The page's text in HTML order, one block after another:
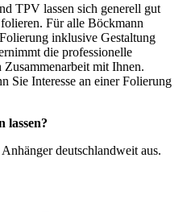
TPV lassen sich generell gut
Für alle Böckmann
inklusive Gestaltung
die professionelle
mit Ihnen.
Sie Interesse an einer Folierung
lassen?
deutschlandweit aus.